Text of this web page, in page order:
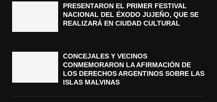
PRESENTARON EL PRIMER FESTIVAL
NACIONAL DEL ÉXODO JUJEÑO, QUE SE
REALIZARÁ EN CIUDAD CULTURAL
CONCEJALES Y VECINOS
CONMEMORARON LA AFIRMACIÓN DE
LOS DERECHOS ARGENTINOS SOBRE LAS
ISLAS MALVINAS